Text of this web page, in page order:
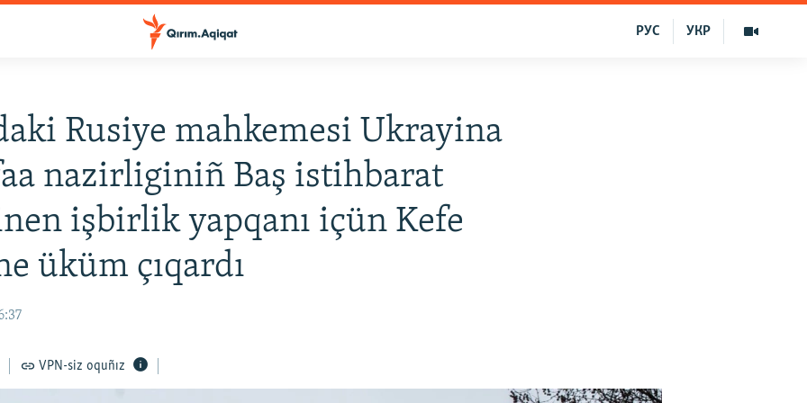
УКР
РУС
Rusiye mahkemesi Ukrayina
nazirliginiñ Baş istihbarat
işbirlik yapqanı içün Kefe
üküm çıqardı
VPN-siz oquñız